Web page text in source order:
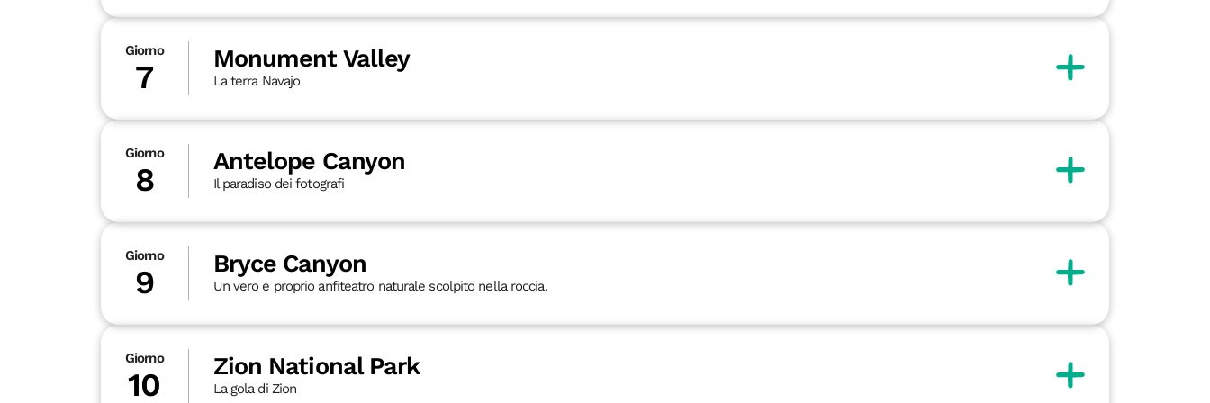
Giorno
7 Monument Valley
La terra Navajo
Giorno
8 Antelope Canyon
Il paradiso dei fotografi
Giorno
9 Bryce Canyon
Un vero e proprio anfiteatro naturale scolpito nella roccia.
Giorno
10 Zion National Park
La gola di Zion